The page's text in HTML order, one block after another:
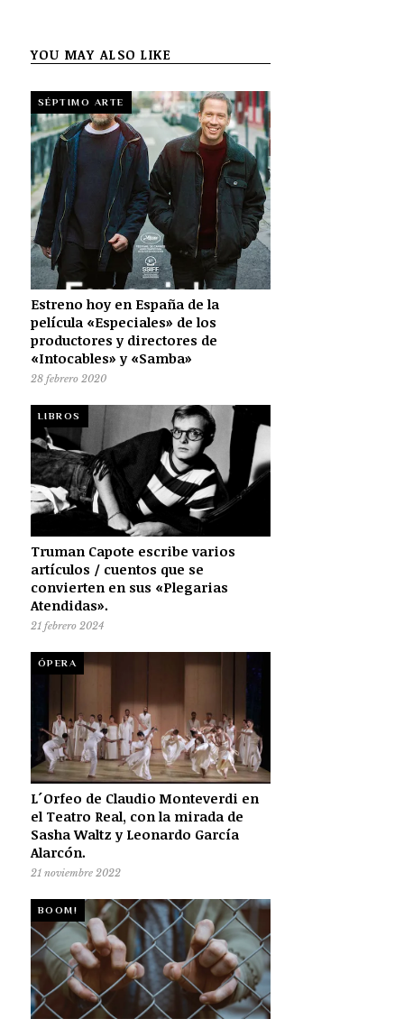
YOU MAY ALSO LIKE
SÉPTIMO ARTE
Estreno hoy en España de la
película «Especiales» de los
productores y directores de
«Intocables» y «Samba»
28 febrero 2020
LIBROS
Truman Capote escribe varios
artículos / cuentos que se
convierten en sus «Plegarias
Atendidas».
21 febrero 2024
ÓPERA
L´Orfeo de Claudio Monteverdi en
el Teatro Real, con la mirada de
Sasha Waltz y Leonardo García
Alarcón.
21 noviembre 2022
BOOM!